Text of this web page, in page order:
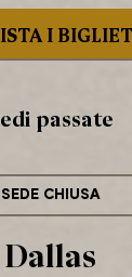
I
passate
SEDE CHIUSA
Dallas